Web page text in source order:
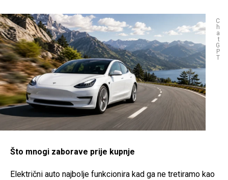
C
h
a
t
G
P
T
Što mnogi zaborave prije kupnje
Električni auto najbolje funkcionira kad ga ne tretiramo kao